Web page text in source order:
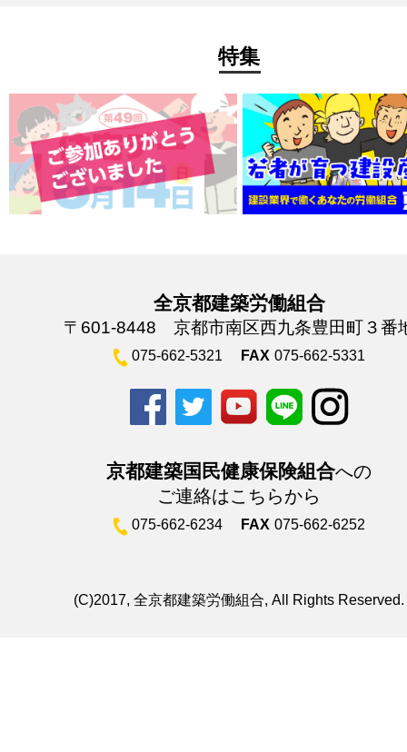
特集
全京都建築労働組合
〒601-8448 京都市南区西九条豊田町３番
075-662-5321 FAX 075-662-5331
京都建築国民健康保険組合への
ご連絡はこちらから
075-662-6234 FAX 075-662-6252
(C)2017, 全京都建築労働組合, All Rights Reserved.